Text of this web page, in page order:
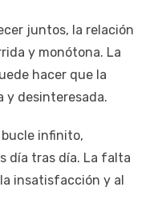
juntos, la relación
y monótona. La
hacer que la
y desinteresada.
infinito,
día tras día. La falta
insatisfacción y al